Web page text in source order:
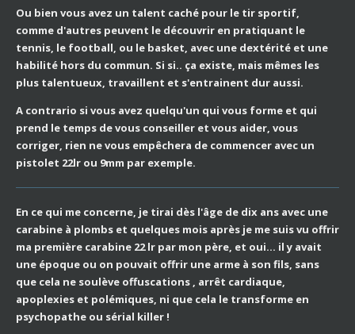
Ou bien vous avez un talent caché pour le tir sportif,
comme d'autres peuvent le découvrir en pratiquant le
tennis, le football, ou le basket, avec une dextérité et une
habilité hors du commun. Si si.. ça existe, mais mêmes les
plus talentueux, travaillent et s'entrainent dur aussi.
A contrario si vous avez quelqu'un qui vous forme et qui
prend le temps de vous conseiller et vous aider, vous
corriger, rien ne vous empêchera de commencer avec un
pistolet 22lr ou 9mm par exemple.
En ce qui me concerne, je tirai dès l'âge de dix ans avec une
carabine à plombs et quelques mois après je me suis vu offrir
ma première carabine 22 lr par mon père, et oui... il y avait
une époque ou on pouvait offrir une arme à son fils, sans
que cela ne soulève offuscations , arrêt cardiaque,
apoplexies et polémiques, ni que cela le transforme en
psychopathe ou sérial killer !